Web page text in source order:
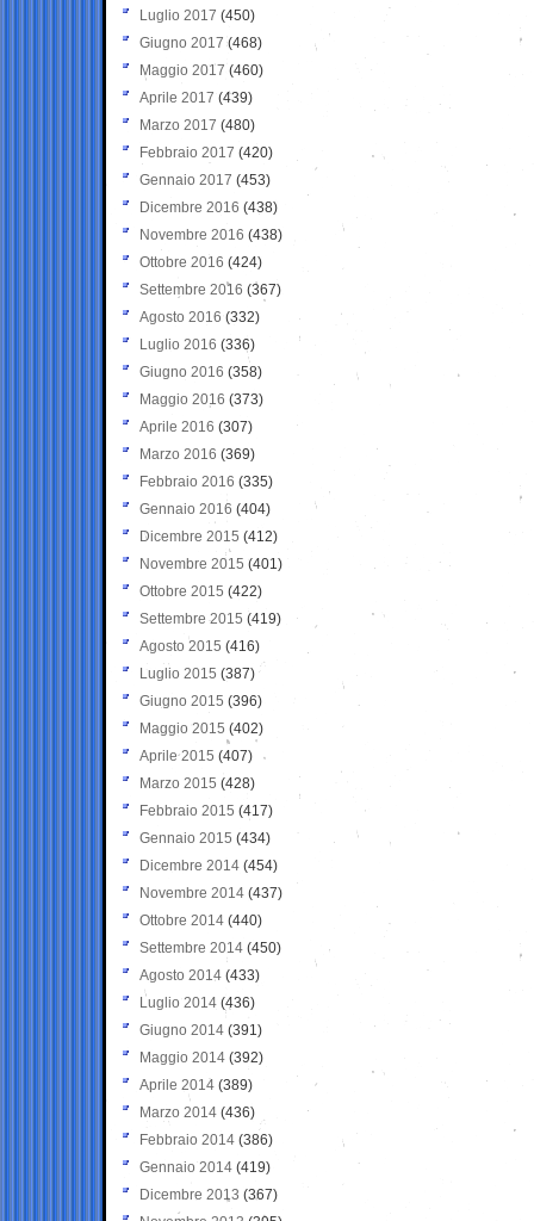
Luglio 2017 (450)
Giugno 2017 (468)
Maggio 2017 (460)
Aprile 2017 (439)
Marzo 2017 (480)
Febbraio 2017 (420)
Gennaio 2017 (453)
Dicembre 2016 (438)
Novembre 2016 (438)
Ottobre 2016 (424)
Settembre 2016 (367)
Agosto 2016 (332)
Luglio 2016 (336)
Giugno 2016 (358)
Maggio 2016 (373)
Aprile 2016 (307)
Marzo 2016 (369)
Febbraio 2016 (335)
Gennaio 2016 (404)
Dicembre 2015 (412)
Novembre 2015 (401)
Ottobre 2015 (422)
Settembre 2015 (419)
Agosto 2015 (416)
Luglio 2015 (387)
Giugno 2015 (396)
Maggio 2015 (402)
Aprile 2015 (407)
Marzo 2015 (428)
Febbraio 2015 (417)
Gennaio 2015 (434)
Dicembre 2014 (454)
Novembre 2014 (437)
Ottobre 2014 (440)
Settembre 2014 (450)
Agosto 2014 (433)
Luglio 2014 (436)
Giugno 2014 (391)
Maggio 2014 (392)
Aprile 2014 (389)
Marzo 2014 (436)
Febbraio 2014 (386)
Gennaio 2014 (419)
Dicembre 2013 (367)